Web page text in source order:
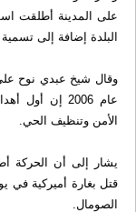
على المدينة أطلقت
البلدة إضافة إلى
وقال شيخ عبدي نوح
عام 2006 إن
الأمن وتنظيف الحي.
يشار إلى أن الحركة
قتل بغارة أميركية
الصومال.